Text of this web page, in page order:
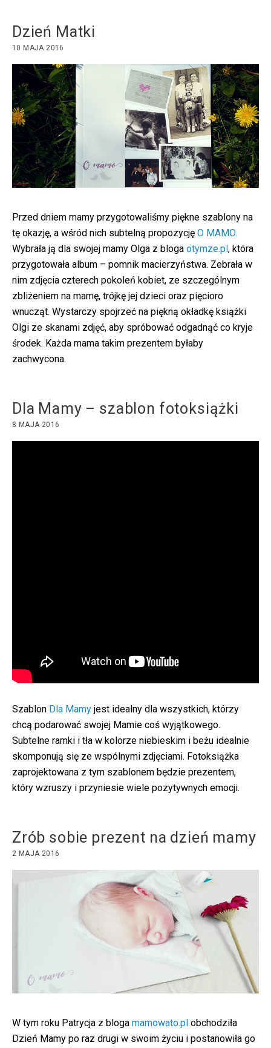
Dzień Matki
10 MAJA 2016
Przed dniem mamy przygotowaliśmy piękne szablony na
tę okazję, a wśród nich subtelną propozycję O MAMO.
Wybrała ją dla swojej mamy Olga z bloga otymze.pl, która
przygotowała album – pomnik macierzyństwa. Zebrała w
nim zdjęcia czterech pokoleń kobiet, ze szczególnym
zbliżeniem na mamę, trójkę jej dzieci oraz pięcioro
wnucząt. Wystarczy spojrzeć na piękną okładkę książki
Olgi ze skanami zdjęć, aby spróbować odgadnąć co kryje
środek. Każda mama takim prezentem byłaby
zachwycona.
Dla Mamy – szablon fotoksiążki
8 MAJA 2016
Szablon Dla Mamy jest idealny dla wszystkich, którzy
chcą podarować swojej Mamie coś wyjątkowego.
Subtelne ramki i tła w kolorze niebieskim i beżu idealnie
skomponują się ze wspólnymi zdjęciami. Fotoksiążka
zaprojektowana z tym szablonem będzie prezentem,
który wzruszy i przyniesie wiele pozytywnych emocji.
Zrób sobie prezent na dzień mamy
2 MAJA 2016
W tym roku Patrycja z bloga mamowato.pl obchodziła
Dzień Mamy po raz drugi w swoim życiu i postanowiła go